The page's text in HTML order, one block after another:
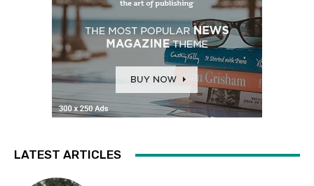
LATEST ARTICLES